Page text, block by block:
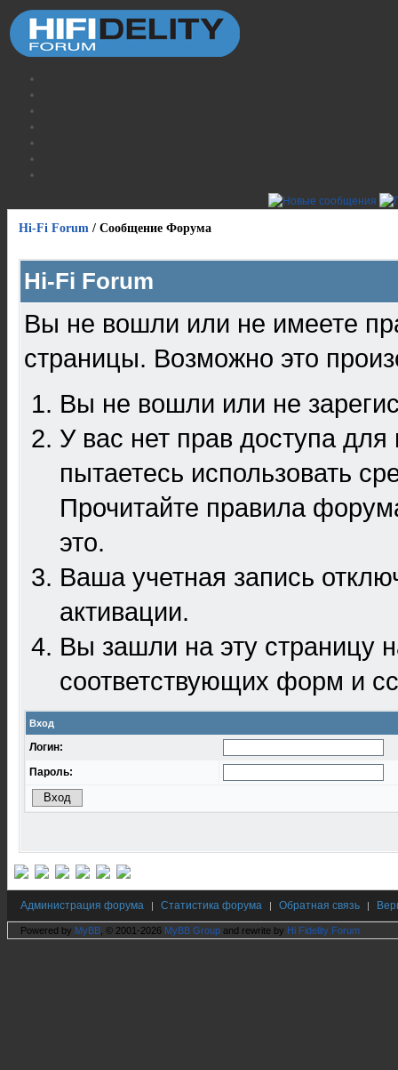
Hi-Fi Forum / Сообщение Форума
Hi-Fi Forum
Вы не вошли или не имеете
страницы. Возможно это
Вы не вошли или не
У вас нет прав доступа
пытаетесь использовать
Прочитайте правила
это.
Ваша учетная запись
активации.
Вы зашли на эту
соответствующих форм и
Вход
Логин:
Пароль:
Администрация форума | Статистика форума | Обратная связь |
Powered by MyBB , © 2001-2026 MyBB Group and rewrite by Hi Fidelity Forum